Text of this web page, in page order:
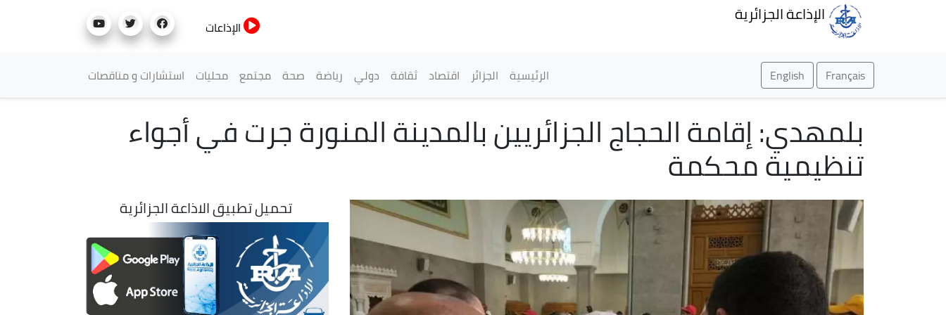
الإذاعة الجزائرية
الإذاعات
Français
English القائمة الرئيسية
الرئيسية الجزائر اقتصاد ثقافة دولي رياضة صحة مجتمع محليات استشارات و مناقصات
بلمهدي: إقامة الحجاج الجزائريين بالمدينة المنورة جرت في أجواء
تنظيمية محكمة
تحميل تطبيق الاذاعة الجزائرية